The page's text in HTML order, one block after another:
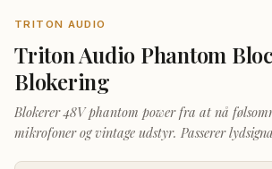
TRITON AUDIO
Triton Audio Phantom
Blokering
Blokerer 48V phantom power fra at nå
mikrofoner og vintage udstyr. Passerer